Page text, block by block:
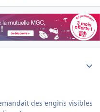
des engins visibles